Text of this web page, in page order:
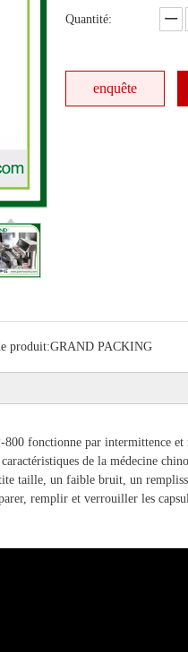
Quantité:
enquête
produit:GRAND PACKING
fonctionne par intermittence
de la médecine
taille, un faible bruit, un
remplir et verrouiller les